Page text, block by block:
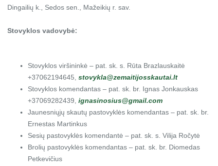
Dingailių k., Sedos sen., Mažeikių r. sav.
Stovyklos vadovybė:
Stovyklos viršininkė – pat. sk. s. Rūta Brazlauskaitė
+37062194645, stovykla@zemaitijosskautai.lt
Stovyklos komendantas – pat. sk. br. Ignas Jonkauskas
+37069282439, ignasinosius@gmail.com
Jaunesniųjų skautų pastovyklės komendantas – pat. sk. br.
Ernestas Martinkus
Sesių pastovyklės komendantė – pat. sk. s. Vilija Ročytė
Brolių pastovyklės komendantas – pat. sk. br. Diomedas
Petkevičius